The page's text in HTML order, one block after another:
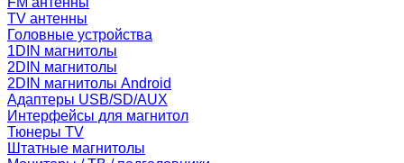
TV антенны
Головные устройства
1DIN магнитолы
2DIN магнитолы
2DIN магнитолы Android
Адаптеры USB/SD/AUX
Интерфейсы для магнитол
Тюнеры TV
Штатные магнитолы